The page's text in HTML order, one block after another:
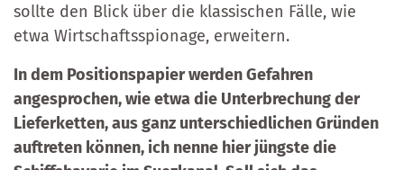
sollte den Blick über die klassischen Fälle, wie
etwa Wirtschaftsspionage, erweitern.
In dem Positionspapier werden Gefahren
angesprochen, wie etwa die Unterbrechung der
Lieferketten, aus ganz unterschiedlichen Gründen
auftreten können, ich nenne hier jüngste die